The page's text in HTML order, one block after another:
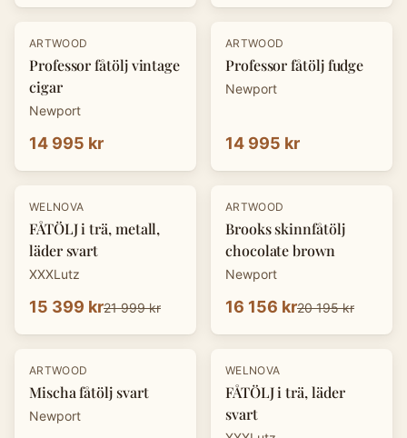
ARTWOOD
Professor fåtölj vintage
cigar
Newport
14 995 kr
ARTWOOD
Professor fåtölj fudge
Newport
14 995 kr
-30 %
WELNOVA
FÅTÖLJ i trä, metall,
läder svart
XXXLutz
15 399 kr21 999 kr
-20%
ARTWOOD
Brooks skinnfåtölj
chocolate brown
Newport
16 156 kr20 195 kr
ARTWOOD
Mischa fåtölj svart
Newport
-30 %
WELNOVA
FÅTÖLJ i trä, läder
svart